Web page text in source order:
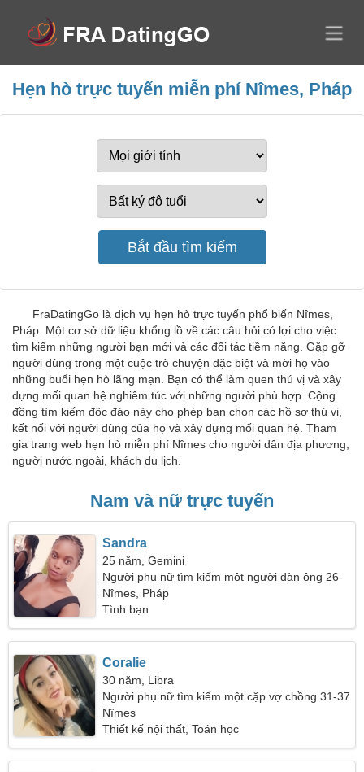
Hẹn hò trực tuyến miễn phí Nîmes, Pháp
FraDatingGo là dịch vụ hẹn hò trực tuyến phổ biến Nîmes,
Pháp. Một cơ sở dữ liệu khổng lồ về các câu hỏi có lợi cho việc
tìm kiếm những người bạn mới và các đối tác tiềm năng. Gặp gỡ
người dùng trong một cuộc trò chuyện đặc biệt và mời họ vào
những buổi hẹn hò lãng mạn. Bạn có thể làm quen thú vị và xây
dựng mối quan hệ nghiêm túc với những người phù hợp. Cộng
đồng tìm kiếm độc đáo này cho phép bạn chọn các hồ sơ thú vị,
kết nối với người dùng của họ và xây dựng mối quan hệ. Tham
gia trang web hẹn hò miễn phí Nîmes cho người dân địa phương,
người nước ngoài, khách du lịch.
Nam và nữ trực tuyến
Sandra
25 năm, Gemini
Người phụ nữ tìm kiếm một người đàn ông 26-
37
Nîmes, Pháp
Tình bạn
Coralie
30 năm, Libra
Người phụ nữ tìm kiếm một cặp vợ chồng 31-37
Nîmes
Thiết kế nội thất, Toán học